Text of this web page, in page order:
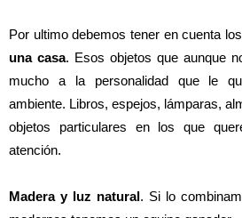
Por ultimo debemos tener en cuenta
una casa. Esos objetos que aunque
mucho a la personalidad que le
ambiente. Libros, espejos, lámparas,
objetos particulares en los que
atención.
Madera y luz natural. Si lo